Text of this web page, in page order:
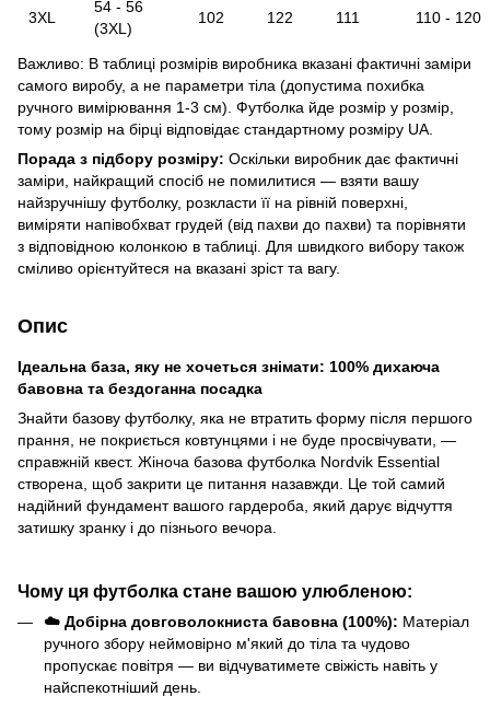
3XL
54 - 56
(3XL)
102 122 111 110 - 120
Важливо: В таблиці розмірів виробника вказані фактичні заміри
самого виробу, а не параметри тіла (допустима похибка
ручного вимірювання 1-3 см). Футболка йде розмір у розмір,
тому розмір на бірці відповідає стандартному розміру UA.
Порада з підбору розміру: Оскільки виробник дає фактичні
заміри, найкращий спосіб не помилитися — взяти вашу
найзручнішу футболку, розкласти її на рівній поверхні,
виміряти напівобхват грудей (від пахви до пахви) та порівняти
з відповідною колонкою в таблиці. Для швидкого вибору також
сміливо орієнтуйтеся на вказані зріст та вагу.
Опис
Ідеальна база, яку не хочеться знімати: 100% дихаюча
бавовна та бездоганна посадка
Знайти базову футболку, яка не втратить форму після першого
прання, не покриється ковтунцями і не буде просвічувати, —
справжній квест. Жіноча базова футболка Nordvik Essential
створена, щоб закрити це питання назавжди. Це той самий
надійний фундамент вашого гардероба, який дарує відчуття
затишку зранку і до пізнього вечора.
Чому ця футболка стане вашою улюбленою:
☁️ Добірна довговолокниста бавовна (100%): Матеріал
ручного збору неймовірно м'який до тіла та чудово
пропускає повітря — ви відчуватимете свіжість навіть у
найспекотніший день.